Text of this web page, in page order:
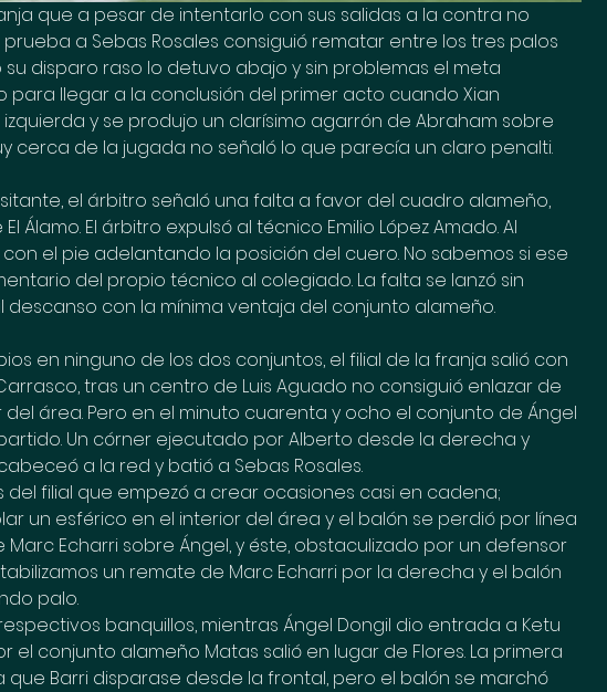
que a pesar de intentarlo con sus salidas a la contra no
a Sebas Rosales consiguió rematar entre los tres palos
disparo raso lo detuvo abajo y sin problemas el meta
para llegar a la conclusión del primer acto cuando Xian
y se produjo un clarísimo agarrón de Abraham sobre
cerca de la jugada no señaló lo que parecía un claro penalti.
el árbitro señaló una falta a favor del cuadro alameño,
Álamo. El árbitro expulsó al técnico Emilio López Amado. Al
el pie adelantando la posición del cuero. No sabemos si ese
del propio técnico al colegiado. La falta se lanzó sin
descanso con la mínima ventaja del conjunto alameño.
en ninguno de los dos conjuntos, el filial de la franja salió con
tras un centro de Luis Aguado no consiguió enlazar de
área. Pero en el minuto cuarenta y ocho el conjunto de Ángel
Un córner ejecutado por Alberto desde la derecha y
a la red y batió a Sebas Rosales.
del filial que empezó a crear ocasiones casi en cadena;
un esférico en el interior del área y el balón se perdió por línea
Echarri sobre Ángel, y éste, obstaculizado por un defensor
un remate de Marc Echarri por la derecha y el balón
palo.
banquillos, mientras Ángel Dongil dio entrada a Ketu
el conjunto alameño Matas salió en lugar de Flores. La primera
que Barri disparase desde la frontal, pero el balón se marchó